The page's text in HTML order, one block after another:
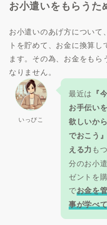
お小遣いをもらうた
お小遣いのあげ方について
トを貯めて、お金に換算
ます。その為、お金をも
なりません。
いっぴこ
最近は 『
お手伝い
欲しいか
でおこう』
える力 も
分のお小
ゼントを
でお金を
事が学べ